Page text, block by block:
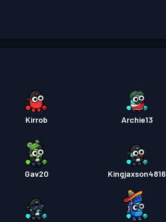
Kirrob Archie13
Gav20 Kingjaxson4816